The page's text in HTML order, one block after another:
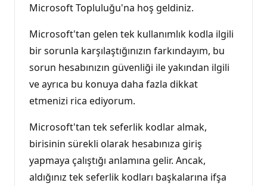
Microsoft Topluluğu'na hoş geldiniz.
Microsoft'tan gelen tek kullanımlık kodla ilgili
bir sorunla karşılaştığınızın farkındayım, bu
sorun hesabınızın güvenliği ile yakından ilgili
ve ayrıca bu konuya daha fazla dikkat
etmenizi rica ediyorum.
Microsoft'tan tek seferlik kodlar almak,
birisinin sürekli olarak hesabınıza giriş
yapmaya çalıştığı anlamına gelir. Ancak,
aldığınız tek seferlik kodları başkalarına ifşa